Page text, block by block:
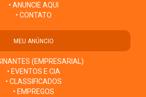
• ANUNCIE AQUI
• CONTATO
MEU ANÚNCIO
(EMPRESARIAL)
• EVENTOS E CIA
• CLASSIFICADOS
• EMPREGOS